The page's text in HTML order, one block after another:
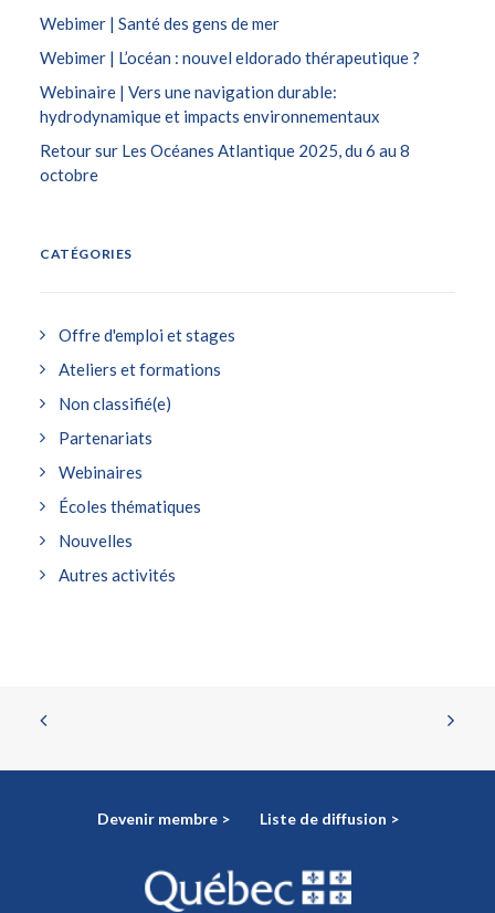
Webimer | Santé des gens de mer
Webimer | L’océan : nouvel eldorado thérapeutique ?
Webinaire | Vers une navigation durable:
hydrodynamique et impacts environnementaux
Retour sur Les Océanes Atlantique 2025, du 6 au 8
octobre
CATÉGORIES
Offre d'emploi et stages
Ateliers et formations
Non classifié(e)
Partenariats
Webinaires
Écoles thématiques
Nouvelles
Autres activités
Devenir membre > Liste de diffusion >